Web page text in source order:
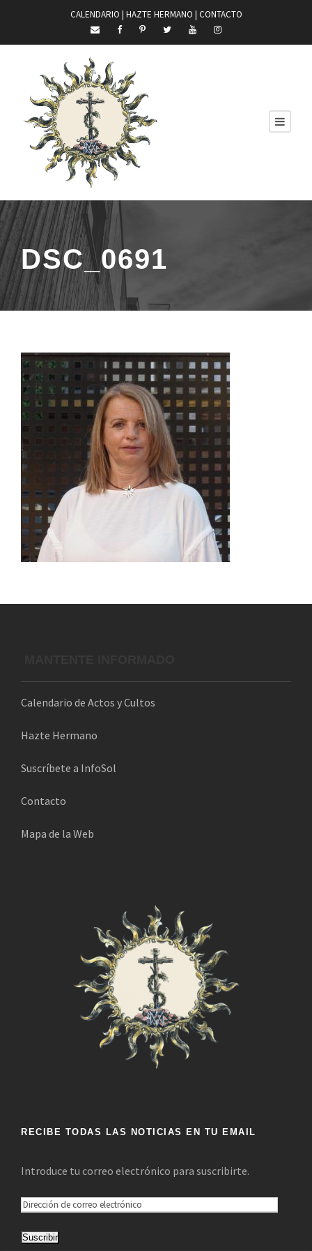
CALENDARIO | HAZTE HERMANO | CONTACTO
DSC_0691
Calendario de Actos y Cultos
Hazte Hermano
Suscríbete a InfoSol
Contacto
Mapa de la Web
RECIBE TODAS LAS NOTICIAS EN TU EMAIL
Introduce tu correo electrónico para suscribirte.
D
rSuscribir